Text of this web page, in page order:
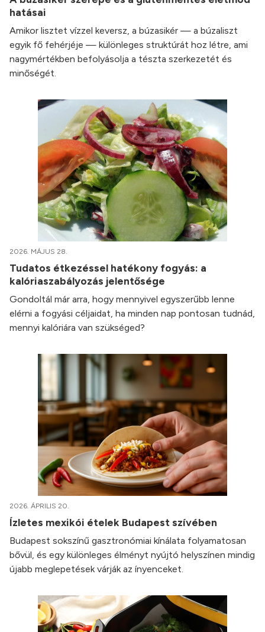
hatásai
Amikor lisztet vízzel keversz, a búzasikér — a búzaliszt
egyik fő fehérjéje — különleges struktúrát hoz létre, ami
nagymértékben befolyásolja a tészta szerkezetét és
minőségét.
2026. MÁJUS 28.
Tudatos étkezéssel hatékony fogyás: a
kalóriaszabályozás jelentősége
Gondoltál már arra, hogy mennyivel egyszerűbb lenne
elérni a fogyási céljaidat, ha minden nap pontosan tudnád,
mennyi kalóriára van szükséged?
2026. ÁPRILIS 20.
Ízletes mexikói ételek Budapest szívében
Budapest sokszínű gasztronómiai kínálata folyamatosan
bővül, és egy különleges élményt nyújtó helyszínen mindig
újabb meglepetések várják az ínyenceket.